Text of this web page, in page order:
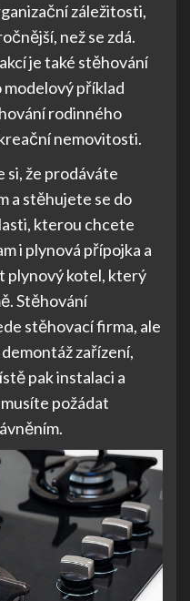
záležitosti,
než se zdá.
je také stěhování
příklad
rodinného
nemovitosti.
si, že prodáváte
a stěhujete se do
kterou chcete
i plynová přípojka a
plynový kotel, který
Stěhování
stěhovací firma, ale
zařízení,
pak instalaci a
požádat